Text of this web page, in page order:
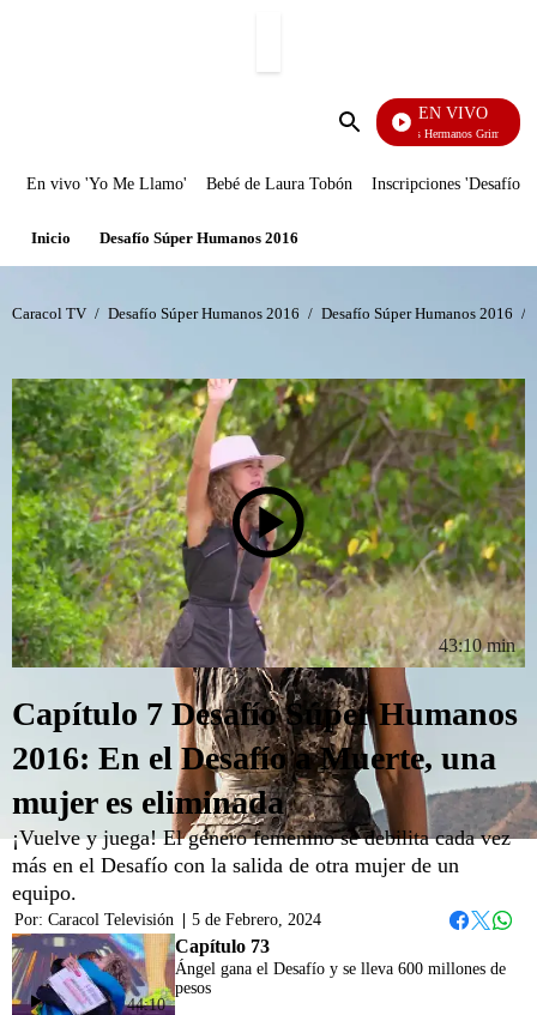
Enviar
EN VIVO
En vivo 'Yo Me Llamo' Bebé de Laura Tobón Inscripciones 'Desafío'
Inicio Desafío Súper Humanos 2016
Caracol TV / Desafío Súper Humanos 2016 / Desafío Súper Humanos 2016 /
43:10 min
Capítulo 7 Desafío Súper Humanos
2016: En el Desafío a Muerte, una
mujer es eliminada
¡Vuelve y juega! El género femenino se debilita cada vez
más en el Desafío con la salida de otra mujer de un
equipo.
Por: Caracol Televisión
5 de Febrero, 2024
44:10
Capítulo 73
Ángel gana el Desafío y se lleva 600 millones de
pesos